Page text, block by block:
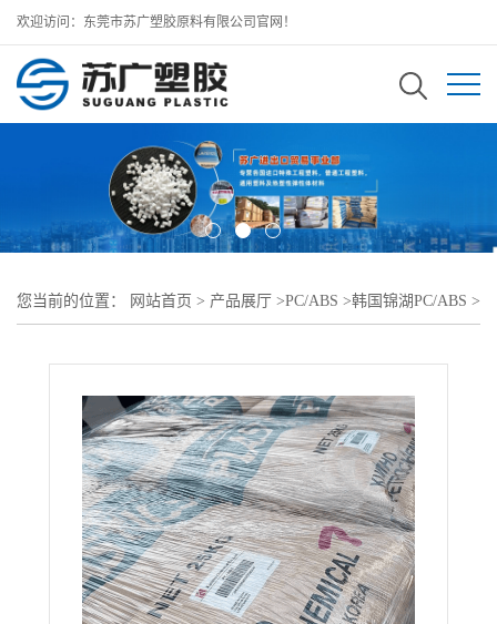
欢迎访问：东莞市苏广塑胶原料有限公司官网！
您当前的位置： 网站首页 > 产品展厅 >PC/ABS >韩国锦湖PC/ABS >